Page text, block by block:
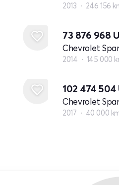
2013 246 156
73 876 968
Chevrolet
2014 145 000
102 474 504
Chevrolet
2017 40 000